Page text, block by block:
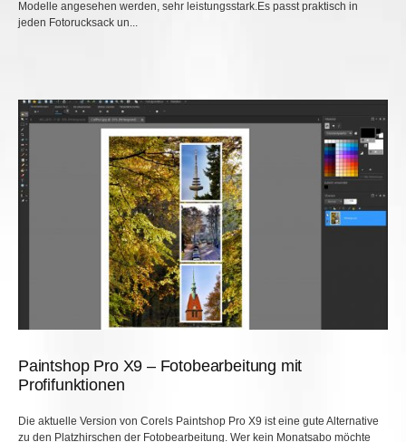
Modelle angesehen werden, sehr leistungsstark.Es passt praktisch in
jeden Fotorucksack un...
Paintshop Pro X9 – Fotobearbeitung mit
Profifunktionen
Die aktuelle Version von Corels Paintshop Pro X9 ist eine gute Alternative
zu den Platzhirschen der Fotobearbeitung. Wer kein Monatsabo möchte